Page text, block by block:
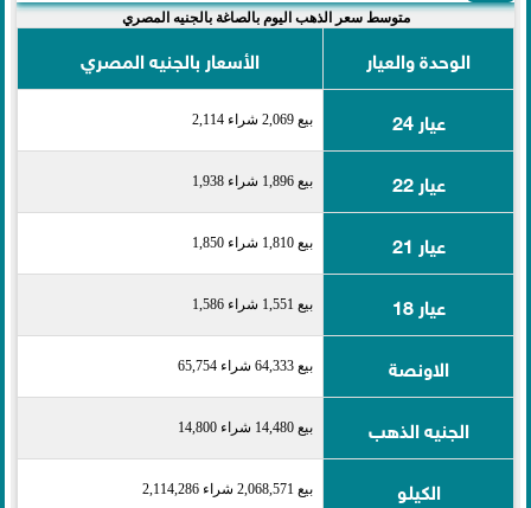
متوسط سعر الذهب اليوم بالصاغة بالجنيه المصري
الوحدة والعيار
الأسعار بالجنيه المصري
عيار 24
بيع 2,069 شراء 2,114
عيار 22 بيع 1,896 شراء 1,938
عيار 21 بيع 1,810 شراء 1,850
عيار 18 بيع 1,551 شراء 1,586
الاونصة بيع 64,333 شراء 65,754
الجنيه الذهب بيع 14,480 شراء 14,800
الكيلو بيع 2,068,571 شراء 2,114,286